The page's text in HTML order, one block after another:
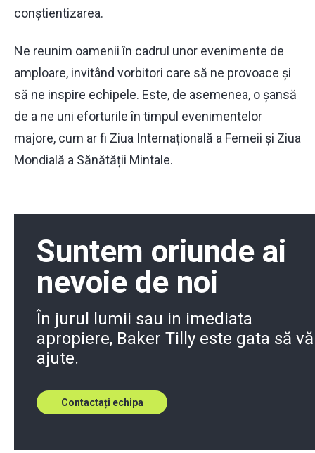
conștientizarea.
Ne reunim oamenii în cadrul unor evenimente de
amploare, invitând vorbitori care să ne provoace și
să ne inspire echipele. Este, de asemenea, o șansă
de a ne uni eforturile în timpul evenimentelor
majore, cum ar fi Ziua Internațională a Femeii și Ziua
Mondială a Sănătății Mintale.
Suntem oriunde ai
nevoie de noi
În jurul lumii sau in imediata
apropiere, Baker Tilly este gata să vă
ajute.
Contactați echipa